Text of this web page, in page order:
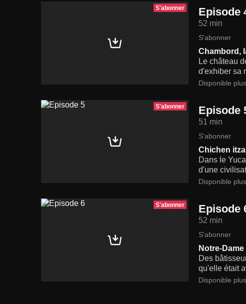
S'abonner Episode
52 min
S'abonner
Chambord,
Le château
d'exhiber sa
Disponible
S'abonner Episode
51 min
S'abonner
Chichen
Dans le
d'une
Disponible
S'abonner Episode
52 min
S'abonner
Notre-
Des
qu'elle était
Disponible